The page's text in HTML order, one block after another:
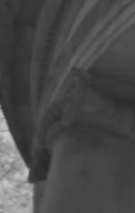
Persönliches &